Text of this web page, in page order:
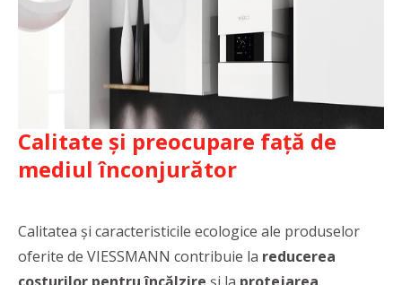
Calitate și preocupare față de
mediul înconjurător
Calitatea și caracteristicile ecologice ale produselor
oferite de VIESSMANN contribuie la reducerea